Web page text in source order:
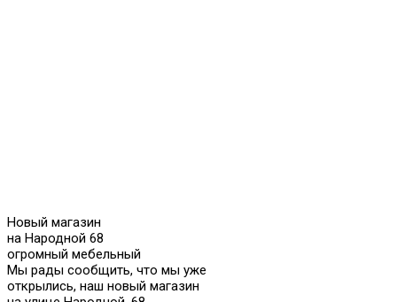
Новый магазин
на Народной 68
огромный мебельный
Мы рады сообщить, что мы уже
открылись, наш новый магазин